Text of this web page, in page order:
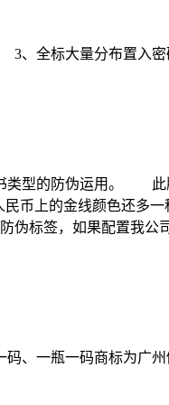
标大量分布置入密
型的防伪运用。 此版
币上的金线颜色还多
标签，如果配置我公
瓶一码商标为广州